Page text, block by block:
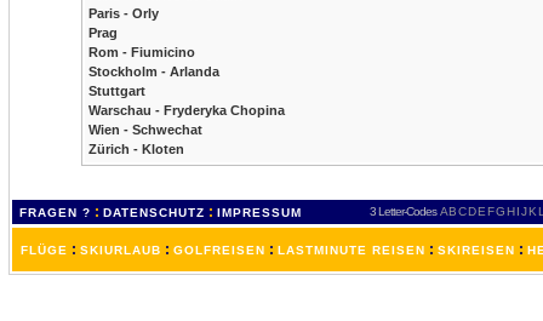
Paris - Orly
Prag
Rom - Fiumicino
Stockholm - Arlanda
Stuttgart
Warschau - Fryderyka Chopina
Wien - Schwechat
Zürich - Kloten
FRAGEN ? : DATENSCHUTZ : IMPRESSUM 3 Letter-Codes ABCDEFGH IJKL
FLÜGE : SKIURLAUB : GOLFREISEN : LASTMINUTE REISEN : SKIREISEN :